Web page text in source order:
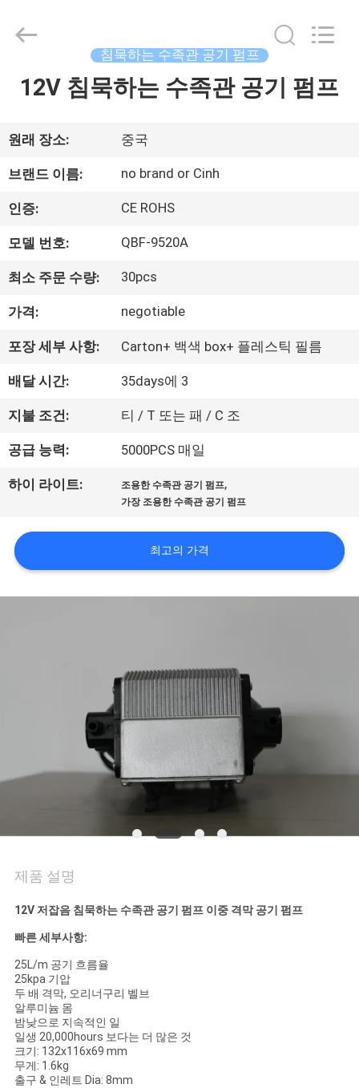
가
제
품
에
관
하
여
공
투
어
저
게
연
락
하
십
시
오
2014
co.,limited.
침묵하는 수족관 공기 펌프
12V 침묵하는 수족관 공기 펌프
원래 장소: 중국
브랜드 이름: no brand or Cinh
인증: CE ROHS
모델 번호: QBF-9520A
최소 주문 수량: 30pcs
가격: negotiable
포장 세부 사항: Carton+ 백색 box+ 플레스틱 필름
배달 시간: 35days에 3
지불 조건: 티 / T 또는 패 / C 조
공급 능력: 5000PCS 매일
하이 라이트: 조용한 수족관 공기 펌프,
가장 조용한 수족관 공기 펌프
최고의 가격
제품 설명
12V 저잡음 침묵하는 수족관 공기 펌프 이중 격막 공기 펌프
빠른 세부사항:
25L/m 공기 흐름율
25kpa 기압
두 배 격막, 오리너구리 벨브
알루미늄 몸
밤낮으로 지속적인 일
일생 20,000hours 보다는 더 많은 것
크기: 132x116x69 mm
무게: 1.6kg
출구 & 인레트 Dia: 8mm